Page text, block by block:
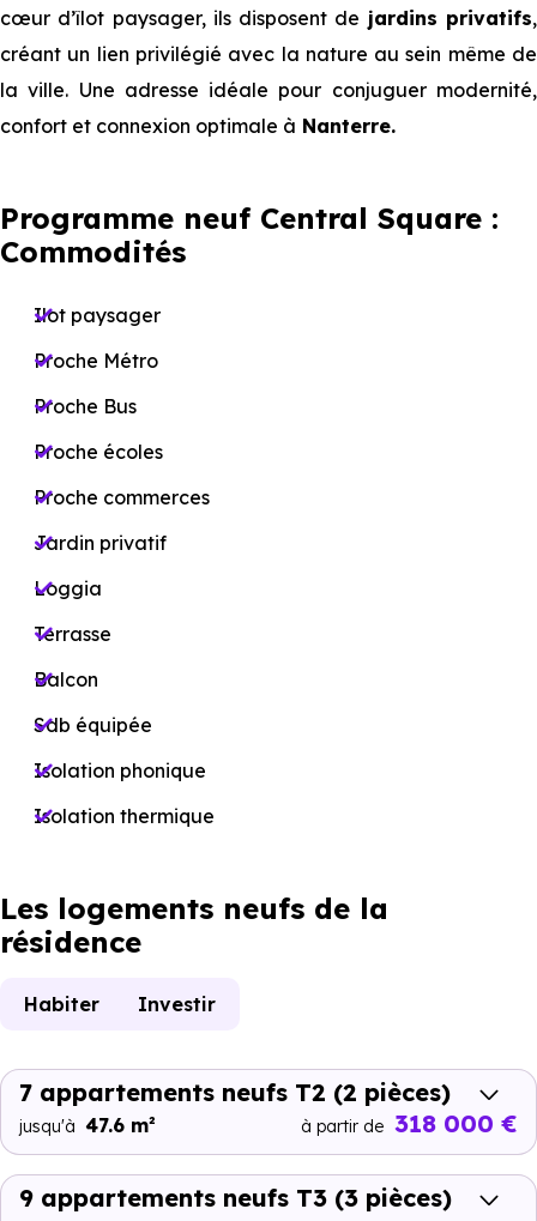
cœur d’îlot paysager, ils disposent de jardins privatifs,
créant un lien privilégié avec la nature au sein même de
la ville. Une adresse idéale pour conjuguer modernité,
confort et connexion optimale à Nanterre.
Programme neuf Central Square :
Commodités
Ilot paysager
Proche Métro
Proche Bus
Proche écoles
Proche commerces
Jardin privatif
Loggia
Terrasse
Balcon
Sdb équipée
Isolation phonique
Isolation thermique
Les logements neufs de la
résidence
Habiter Investir
7 appartements neufs T2 (2 pièces)
jusqu'à 47.6 m² à partir de 318 000 €
9 appartements neufs T3 (3 pièces)